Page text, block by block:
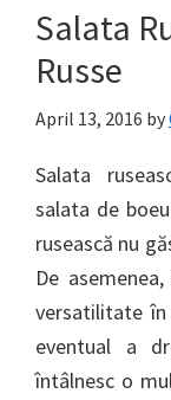
Salata
Russe
April 13, 2016 by
Salata
salata de
rusească nu
De
versatilitate
eventual a
întâlnesc o